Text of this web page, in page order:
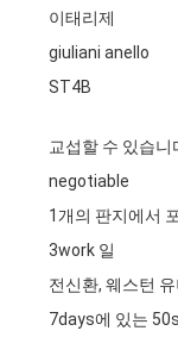
이태리제
giuliani anello
ST4B
교섭할 수 있습니
negotiable
1개의 판지에서
3work 일
전신환, 웨스턴
7days에 있는